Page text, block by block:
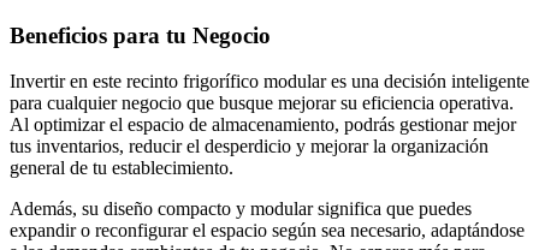
Beneficios para tu Negocio
Invertir en este recinto frigorífico modular es una decisión inteligente
para cualquier negocio que busque mejorar su eficiencia operativa.
Al optimizar el espacio de almacenamiento, podrás gestionar mejor
tus inventarios, reducir el desperdicio y mejorar la organización
general de tu establecimiento.
Además, su diseño compacto y modular significa que puedes
expandir o reconfigurar el espacio según sea necesario, adaptándose